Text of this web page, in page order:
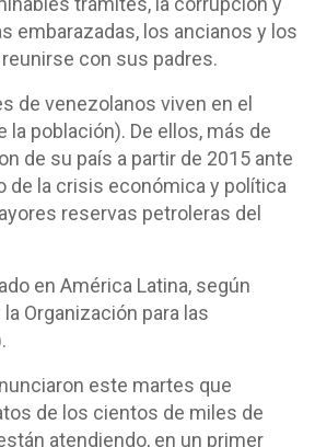
embarazadas, los ancianos y los
con sus padres.
de venezolanos viven en el
la población). De ellos, más de
de su país a partir de 2015 ante
de la crisis económica y política
reservas petroleras del
en América Latina, según
Organización para las
este martes que
de los cientos de miles de
atendiendo, en un primer